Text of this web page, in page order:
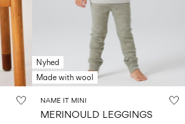
Nyhed
Made with wool
NAME IT MINI
MERINOULD LEGGINGS